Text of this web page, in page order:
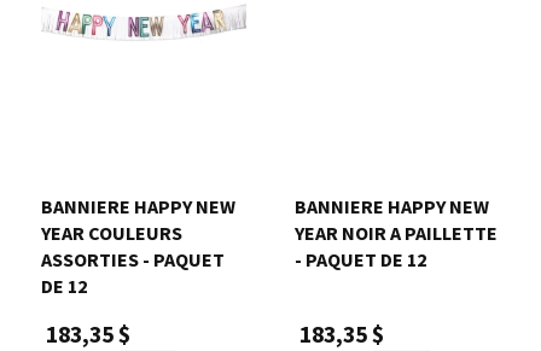
Me connecter
Panier
BANNIERE HAPPY NEW
YEAR COULEURS
ASSORTIES - PAQUET
DE 12
183,35 $
BANNIERE HAPPY NEW
YEAR NOIR A PAILLETTE
- PAQUET DE 12
183,35 $